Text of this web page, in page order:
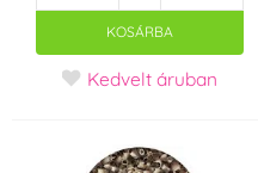
Modecor (0)
Ostatní (0)
Rose Decor
KOSÁRBA
Kedvelt áruban